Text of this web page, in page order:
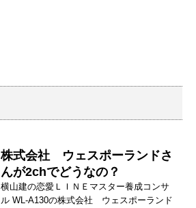
株式会社 ウェスポーランドさ
んが2chでどうなの？
横山建の恋愛ＬＩＮＥマスター養成コンサ
ル WL-A130の株式会社 ウェスポーランド